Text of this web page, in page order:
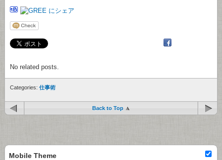
No related posts.
Categories: 仕事術
Back to Top
Mobile Theme